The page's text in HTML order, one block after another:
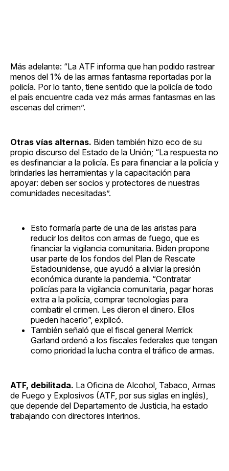
Más adelante: “La ATF informa que han podido rastrear
menos del 1% de las armas fantasma reportadas por la
policía. Por lo tanto, tiene sentido que la policía de todo
el país encuentre cada vez más armas fantasmas en las
escenas del crimen”.
Otras vías alternas. Biden también hizo eco de su
propio discurso del Estado de la Unión; “La respuesta no
es desfinanciar a la policía. Es para financiar a la policía y
brindarles las herramientas y la capacitación para
apoyar: deben ser socios y protectores de nuestras
comunidades necesitadas”.
Esto formaría parte de una de las aristas para
reducir los delitos con armas de fuego, que es
financiar la vigilancia comunitaria. Biden propone
usar parte de los fondos del Plan de Rescate
Estadounidense, que ayudó a aliviar la presión
económica durante la pandemia. “Contratar
policías para la vigilancia comunitaria, pagar horas
extra a la policía, comprar tecnologías para
combatir el crimen. Les dieron el dinero. Ellos
pueden hacerlo”, explicó.
También señaló que el fiscal general Merrick
Garland ordenó a los fiscales federales que tengan
como prioridad la lucha contra el tráfico de armas.
ATF, debilitada. La Oficina de Alcohol, Tabaco, Armas
de Fuego y Explosivos (ATF, por sus siglas en inglés),
que depende del Departamento de Justicia, ha estado
trabajando con directores interinos.